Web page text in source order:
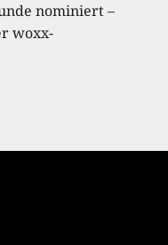
nominiert –
woxx-